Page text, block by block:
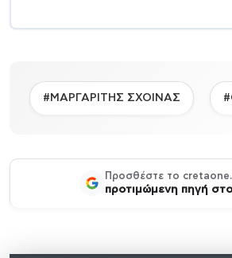
#ΜΑΡΓΑΡΙΤΗΣ ΣΧΟΙΝΑΣ
Προσθέστε το
προτιμώμενη πηγή